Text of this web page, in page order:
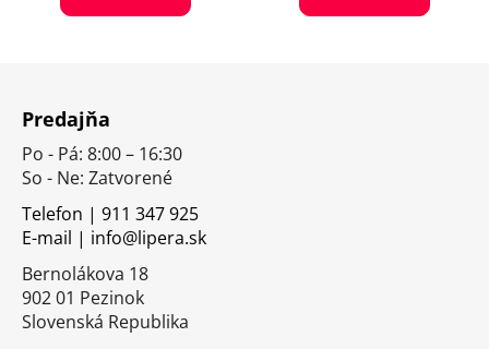
Predajňa
Po - Pá: 8:00 – 16:30
So - Ne: Zatvorené
Telefon | 911 347 925
E-mail | info@lipera.sk
Bernolákova 18
902 01 Pezinok
Slovenská Republika